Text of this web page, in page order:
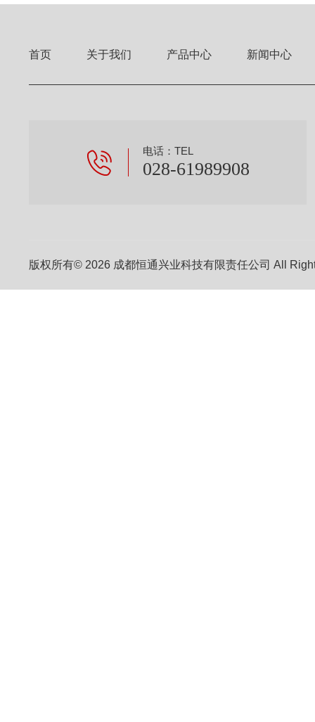
首页 关于我们 产品中心 新闻中心
电话：TEL
028-61989908
版权所有© 2026 成都恒通兴业科技有限责任公司 All